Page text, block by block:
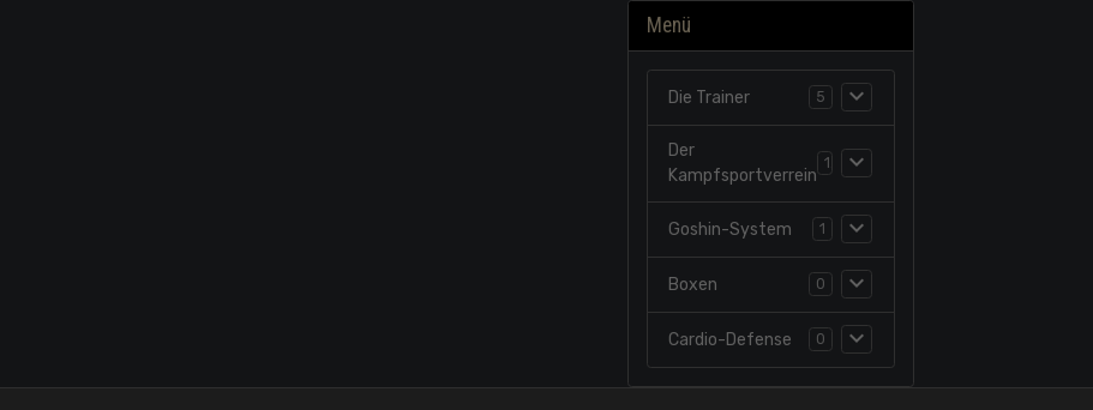
Menü
Die Trainer 5
Der
Kampfsportverrein
Goshin-System 1
Boxen 0
Cardio-Defense 0